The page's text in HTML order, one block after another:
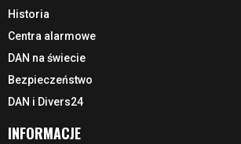
Historia
Centra alarmowe
DAN na świecie
Bezpieczeństwo
DAN i Divers24
INFORMACJE